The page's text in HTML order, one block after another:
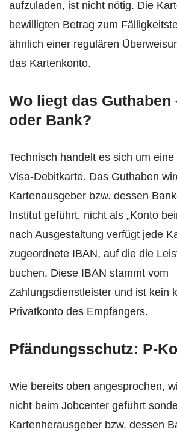
aufzuladen, ist nicht nötig. Die
bewilligten Betrag zum
ähnlich einer regulären
das Kartenkonto.
Wo liegt das Guthaben
oder Bank?
Technisch handelt es sich um
Visa-Debitkarte. Das Guthaben
Kartenausgeber bzw. dessen
Institut geführt, nicht als „Konto
nach Ausgestaltung verfügt jede
zugeordnete IBAN, auf die die
buchen. Diese IBAN stammt vom
Zahlungsdienstleister und ist kein
Privatkonto des Empfängers.
Pfändungsschutz:
Wie bereits oben angesprochen,
nicht beim Jobcenter geführt
Kartenherausgeber bzw. dessen